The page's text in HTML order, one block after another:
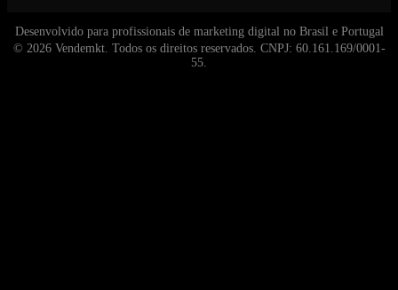
Desenvolvido para profissionais de marketing digital no Brasil e Portugal
© 2026 Vendemkt. Todos os direitos reservados. CNPJ: 60.161.169/0001-
55.